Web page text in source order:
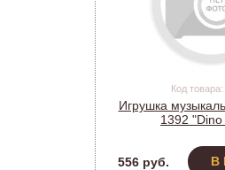
Код
Игрушка
1392
556 руб. В